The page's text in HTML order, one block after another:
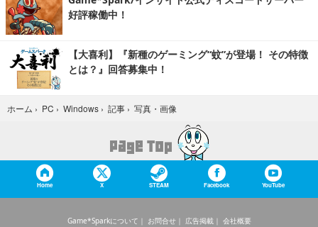
好評稼働中！
【大喜利】『新種のゲーミング“蚊”が登場！ その特徴
とは？』回答募集中！
ホーム › PC › Windows › 記事 › 写真・画像
Home X STEAM Facebook YouTube
Game*Sparkについて お問合せ 広告掲載 会社概要